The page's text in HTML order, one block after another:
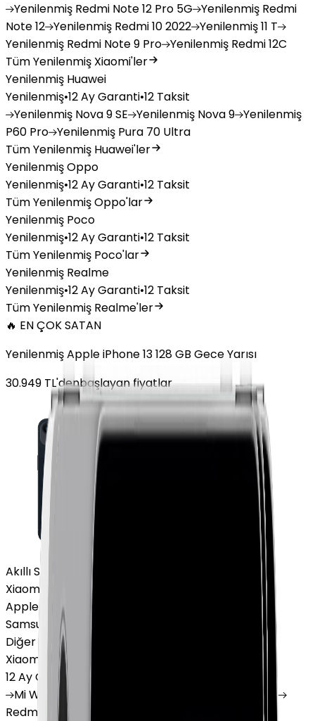
Yenilenmiş Redmi Note 12 Pro 5G Yenilenmiş Redmi
Note 12 Yenilenmiş Redmi 10 2022 Yenilenmiş11 T
Yenilenmiş Redmi Note 9 Pro Yenilenmiş Redmi 12C
Tüm Yenilenmiş Xiaomi'ler
Yenilenmiş Huawei
Yenilenmiş•12 Ay Garanti•12 Taksit
Yenilenmiş Nova 9 SE Yenilenmiş Nova 9 Yenilenmiş
P60 Pro Yenilenmiş Pura 70 Ultra
Tüm Yenilenmiş Huawei'ler
Yenilenmiş Oppo
Yenilenmiş•12 Ay Garanti•12 Taksit
Tüm Yenilenmiş Oppo'lar
Yenilenmiş Poco
Yenilenmiş•12 Ay Garanti•12 Taksit
Tüm Yenilenmiş Poco'lar
Yenilenmiş Realme
Yenilenmiş•12 Ay Garanti•12 Taksit
Tüm Yenilenmiş Realme'ler
🔥 EN ÇOK SATAN
Yenilenmiş Apple iPhone 13 128 GB Gece Yarısı
30.949 TL'denbaşlayan fiyatlar
Akıllı Saat ve Bileklik
Xiaomi Akıllı Saat
Apple Watch
Samsung Watch
Diğer Markalar
Xiaomi Akıllı Saat
12 Ay Garanti
6 Taksit
MiWatch Watch Lite
Watch 3 Active
Redmi
Watch 5 Lite